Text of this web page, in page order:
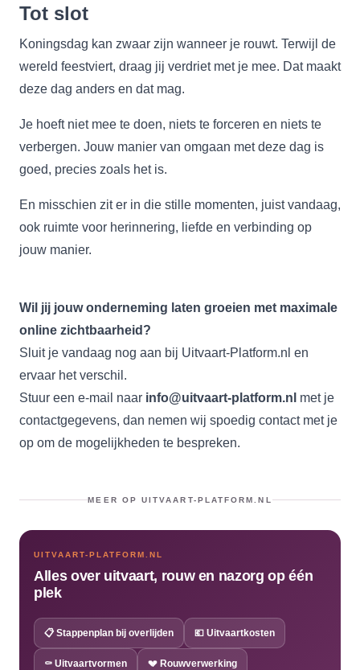
Tot slot
Koningsdag kan zwaar zijn wanneer je rouwt. Terwijl de
wereld feestviert, draag jij verdriet met je mee. Dat maakt
deze dag anders en dat mag.
Je hoeft niet mee te doen, niets te forceren en niets te
verbergen. Jouw manier van omgaan met deze dag is
goed, precies zoals het is.
En misschien zit er in die stille momenten, juist vandaag,
ook ruimte voor herinnering, liefde en verbinding op
jouw manier.
Wil jij jouw onderneming laten groeien met maximale
online zichtbaarheid?
Sluit je vandaag nog aan bij Uitvaart-Platform.nl en
ervaar het verschil.
Stuur een e-mail naar info@uitvaart-platform.nl met je
contactgegevens, dan nemen wij spoedig contact met je
op om de mogelijkheden te bespreken.
MEER OP UITVAART-PLATFORM.NL
UITVAART-PLATFORM.NL
Alles over uitvaart, rouw en nazorg op één
plek
📋 Stappenplan bij overlijden 💶 Uitvaartkosten
⚰️ Uitvaartvormen 💔 Rouwverwerking